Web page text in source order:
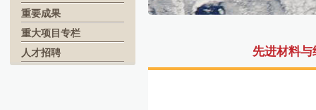
重要成果
重大项目专栏
人才招聘
先进材料